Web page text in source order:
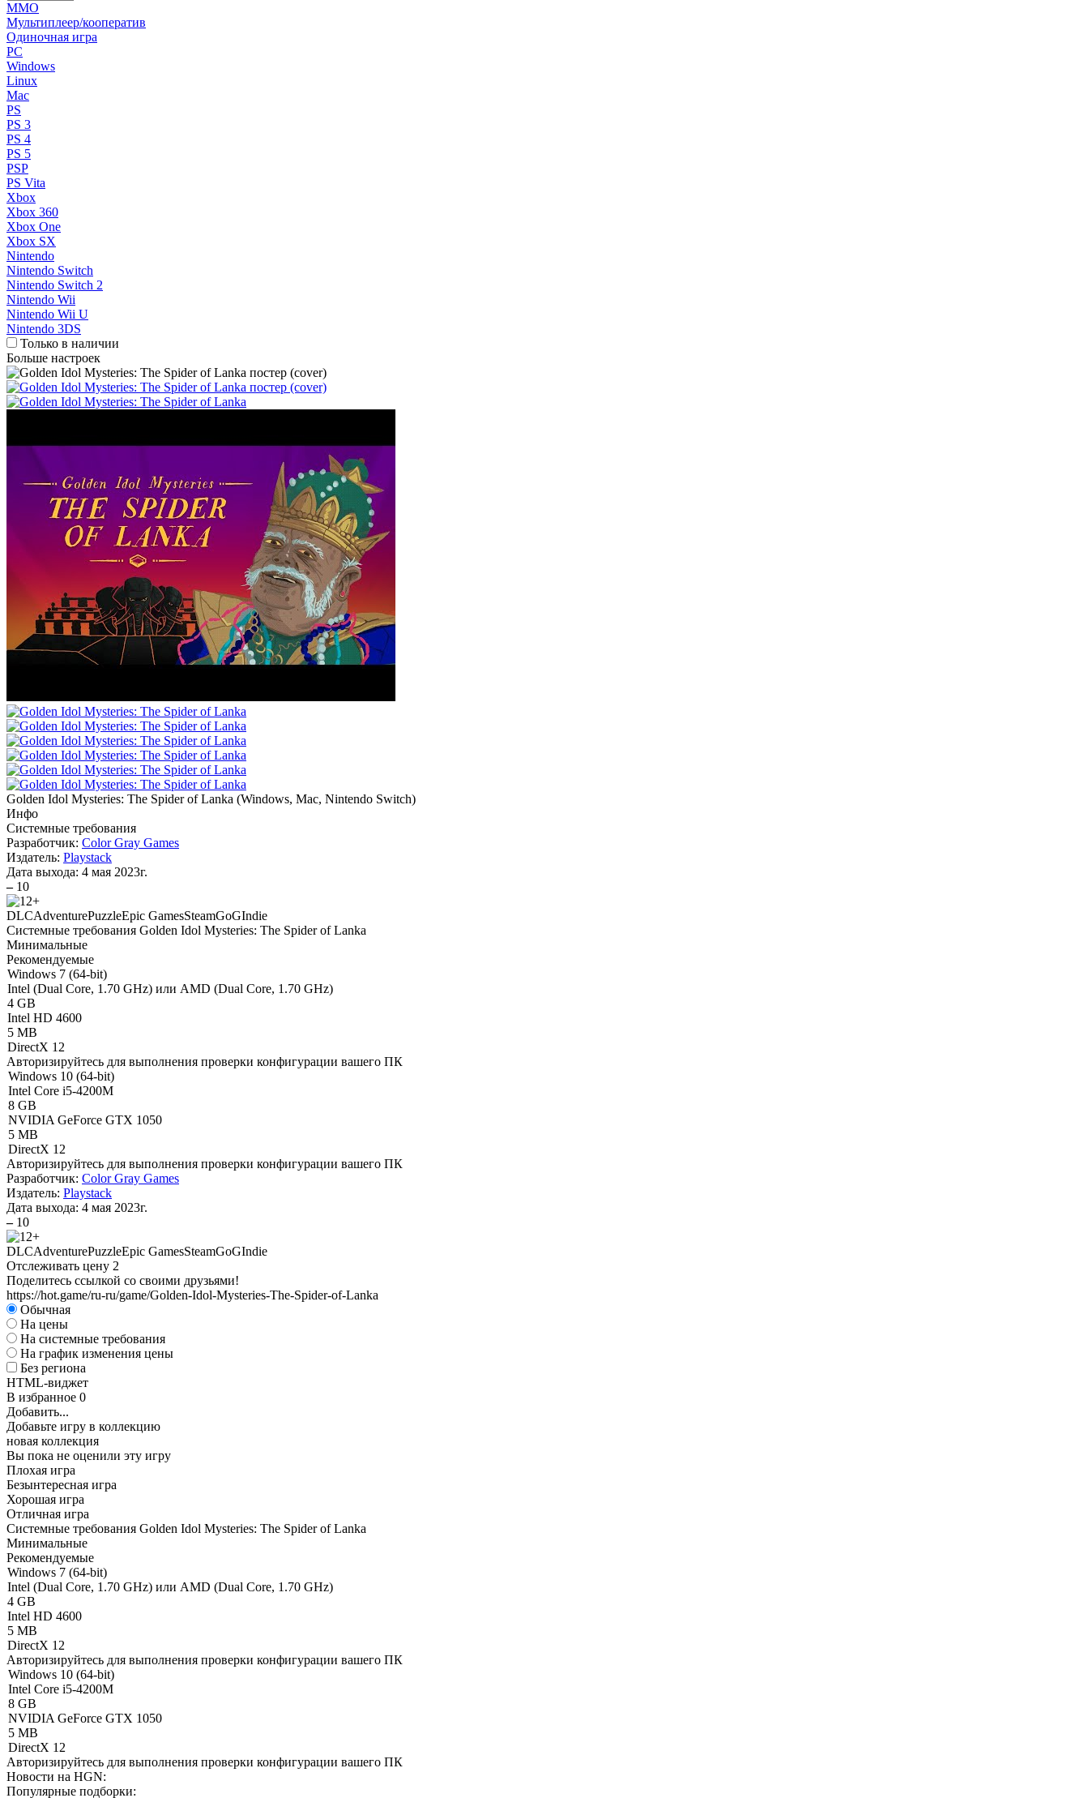
MMO
Мультиплеер/кооператив
Одиночная игра
PC
Windows
Linux
Mac
PS
PS 3
PS 4
PS 5
PSP
PS Vita
Xbox
Xbox 360
Xbox One
Xbox SX
Nintendo
Nintendo Switch
Nintendo Switch 2
Nintendo Wii
Nintendo Wii U
Nintendo 3DS
Только в наличии
Больше настроек
Golden Idol Mysteries: The Spider of Lanka (Windows, Mac, Nintendo Switch)
Инфо
Системные требования
Разработчик: Color Gray Games
Издатель: Playstack
Дата выхода: 4 мая 2023г.
– 10
DLCAdventurePuzzleEpic GamesSteamGoGIndie
Системные требования Golden Idol Mysteries: The Spider of Lanka
Минимальные
Рекомендуемые
Windows 7 (64-bit)
Intel (Dual Core, 1.70 GHz) или AMD (Dual Core, 1.70 GHz)
4 GB
Intel HD 4600
5 MB
DirectX 12
Авторизируйтесь для выполнения проверки конфигурации вашего ПК
Windows 10 (64-bit)
Intel Core i5-4200M
8 GB
NVIDIA GeForce GTX 1050
5 MB
DirectX 12
Авторизируйтесь для выполнения проверки конфигурации вашего ПК
Разработчик: Color Gray Games
Издатель: Playstack
Дата выхода: 4 мая 2023г.
– 10
DLCAdventurePuzzleEpic GamesSteamGoGIndie
Отслеживать цену 2
Поделитесь ссылкой со своими друзьями!
https://hot.game/ru-ru/game/Golden-Idol-Mysteries-The-Spider-of-Lanka
Обычная
На цены
На системные требования
На график изменения цены
Без региона
HTML-виджет
В избранное 0
Добавить...
Добавьте игру в коллекцию
новая коллекция
Вы пока не оценили эту игру
Плохая игра
Безынтересная игра
Хорошая игра
Отличная игра
Системные требования Golden Idol Mysteries: The Spider of Lanka
Минимальные
Рекомендуемые
Windows 7 (64-bit)
Intel (Dual Core, 1.70 GHz) или AMD (Dual Core, 1.70 GHz)
4 GB
Intel HD 4600
5 MB
DirectX 12
Авторизируйтесь для выполнения проверки конфигурации вашего ПК
Windows 10 (64-bit)
Intel Core i5-4200M
8 GB
NVIDIA GeForce GTX 1050
5 MB
DirectX 12
Авторизируйтесь для выполнения проверки конфигурации вашего ПК
Новости на HGN:
Популярные подборки: